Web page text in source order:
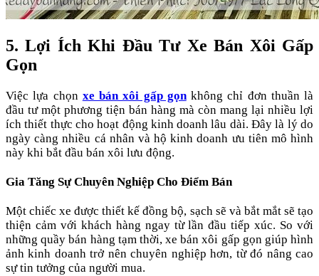
5. Lợi Ích Khi Đầu Tư Xe Bán Xôi Gấp
Gọn
Việc lựa chọn xe bán xôi gấp gọnkhông chỉ đơn thuần là
đầu tư một phương tiện bán hàng mà còn mang lại nhiều lợi
ích thiết thực cho hoạt động kinh doanh lâu dài. Đây là lý do
ngày càng nhiều cá nhân và hộ kinh doanh ưu tiên mô hình
này khi bắt đầu bán xôi lưu động.
Gia Tăng Sự Chuyên Nghiệp Cho Điểm Bán
Một chiếc xe được thiết kế đồng bộ, sạch sẽ và bắt mắt sẽ tạo
thiện cảm với khách hàng ngay từ lần đầu tiếp xúc. So với
những quầy bán hàng tạm thời, xe bán xôi gấp gọn giúp hình
ảnh kinh doanh trở nên chuyên nghiệp hơn, từ đó nâng cao
sự tin tưởng của người mua.